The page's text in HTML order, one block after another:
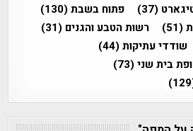
(37) פתוח בשבת(130)
(51) רשות הטבע והגנים (31)
שודדי עתיקות(44)
בית שני(73)